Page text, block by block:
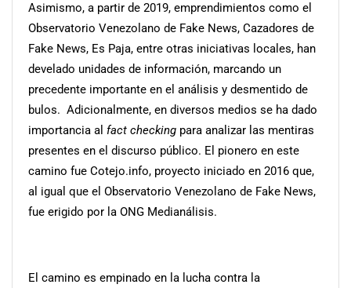
Asimismo, a partir de 2019, emprendimientos como el
Observatorio Venezolano de Fake News, Cazadores de
Fake News, Es Paja, entre otras iniciativas locales, han
develado unidades de información, marcando un
precedente importante en el análisis y desmentido de
bulos. Adicionalmente, en diversos medios se ha dado
importancia al fact checking para analizar las mentiras
presentes en el discurso público. El pionero en este
camino fue Cotejo.info, proyecto iniciado en 2016 que,
al igual que el Observatorio Venezolano de Fake News,
fue erigido por la ONG Medianálisis.
El camino es empinado en la lucha contra la